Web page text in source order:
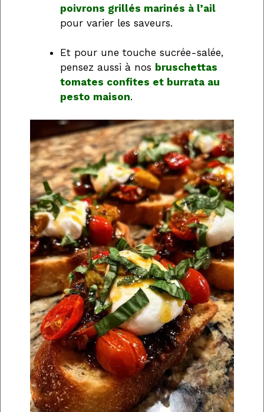
poivrons grillés marinés à l’ail
pour varier les saveurs.
Et pour une touche sucrée-salée,
pensez aussi à nos bruschettas
tomates confites et burrata au
pesto maison.